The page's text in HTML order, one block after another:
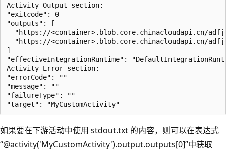
Activity Output section:
"exitcode": 0
"outputs": [
"https://<container>.blob.core.chinacloudapi.cn/
"https://<container>.blob.core.chinacloudapi.cn/
]
"effectiveIntegrationRuntime":
Activity Error section:
"errorCode": ""
"message": ""
"failureType": ""
如果要在下游活动中使用 stdout.txt 的内容，则可以在表达式
“@activity('MyCustomActivity').output.outputs[0]”中获取